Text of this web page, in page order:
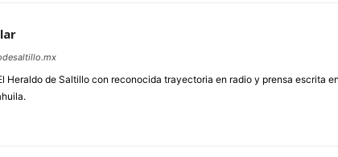
Heraldo de Saltillo con reconocida trayectoria en radio y prensa escrita